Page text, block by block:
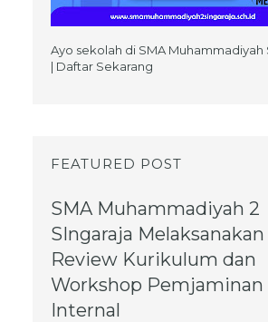
Ayo sekolah di SMA Muhammadiyah
| Daftar Sekarang
FEATURED POST
SMA Muhammadiyah 2
SIngaraja Melaksanakan
Review Kurikulum dan
Workshop
Internal